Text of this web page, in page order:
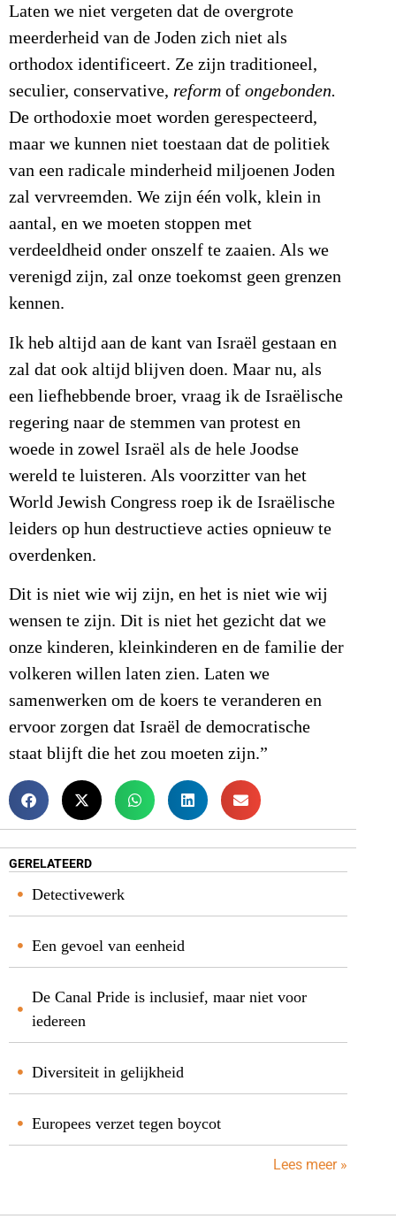
Laten we niet vergeten dat de overgrote
meerderheid van de Joden zich niet als
orthodox identificeert. Ze zijn traditioneel,
seculier, conservative, reform of ongebonden.
De orthodoxie moet worden gerespecteerd,
maar we kunnen niet toestaan dat de politiek
van een radicale minderheid miljoenen Joden
zal vervreemden. We zijn één volk, klein in
aantal, en we moeten stoppen met
verdeeldheid onder onszelf te zaaien. Als we
verenigd zijn, zal onze toekomst geen grenzen
kennen.
Ik heb altijd aan de kant van Israël gestaan en
zal dat ook altijd blijven doen. Maar nu, als
een liefhebbende broer, vraag ik de Israëlische
regering naar de stemmen van protest en
woede in zowel Israël als de hele Joodse
wereld te luisteren. Als voorzitter van het
World Jewish Congress roep ik de Israëlische
leiders op hun destructieve acties opnieuw te
overdenken.
Dit is niet wie wij zijn, en het is niet wie wij
wensen te zijn. Dit is niet het gezicht dat we
onze kinderen, kleinkinderen en de familie der
volkeren willen laten zien. Laten we
samenwerken om de koers te veranderen en
ervoor zorgen dat Israël de democratische
staat blijft die het zou moeten zijn.”
GERELATEERD
Detectivewerk
Een gevoel van eenheid
De Canal Pride is inclusief, maar niet voor
iedereen
Diversiteit in gelijkheid
Europees verzet tegen boycot
Lees meer »